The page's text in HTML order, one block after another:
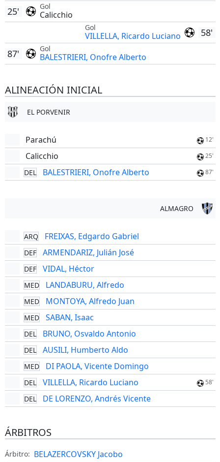
Gol
Calicchio
25'
58'
Gol
VILLELLA, Ricardo Luciano
Gol
BALESTRIERI, Onofre Alberto
87'
ALINEACIÓN INICIAL
EL PORVENIR
Parachú 12'
Calicchio 25'
DEL BALESTRIERI, Onofre Alberto 87'
ALMAGRO
ARQ FREIXAS, Edgardo Gabriel
DEF ARMENDARIZ, Julián José
DEF VIDAL, Héctor
MED LANDABURU, Alfredo
MED MONTOYA, Alfredo Juan
MED SABAN, Isaac
DEL BRUNO, Osvaldo Antonio
DEL AUSILI, Humberto Aldo
MED DI PAOLA, Vicente Domingo
DEL VILLELLA, Ricardo Luciano 58'
DEL DE LORENZO, Andrés Vicente
ÁRBITROS
Árbitro: BELAZERCOVSKY Jacobo